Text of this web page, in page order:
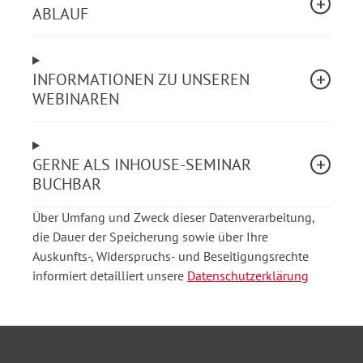
Wohngeld und Heizkostenzuschuss
Schnittstellenproblematiken:
Vorrang-/Nachrang im Sozialrecht, speziell im
(SGB XI) zur Hilfe zur Pflege (SGB XII) und zur
Eingliederungshilfe
(auch zur Krankenversicherung, z.B.
Übergangspflege oder zur Rentenversicherung, z.
B. Erwerbsminderungsrente)
Unterschiedliche Behandlung von Vermögen und
ABLAUF
INFORMATIONEN ZU UNSEREN
WEBINAREN
GERNE ALS INHOUSE-SEMINAR
BUCHBAR
Über Umfang und Zweck dieser Datenverarbeitung,
die Dauer der Speicherung sowie über Ihre
Auskunfts-, Widerspruchs- und Beseitigungsrechte
informiert detailliert unsere Datenschutzerklärung